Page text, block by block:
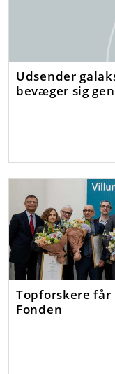
Udsender
bevæger sig
Topforskere
Fonden